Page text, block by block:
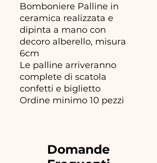
Bomboniere Palline in
ceramica realizzata e
dipinta a mano con
decoro alberello, misura
6cm
Le palline arriveranno
complete di scatola
confetti e biglietto
Ordine minimo 10 pezzi
Domande